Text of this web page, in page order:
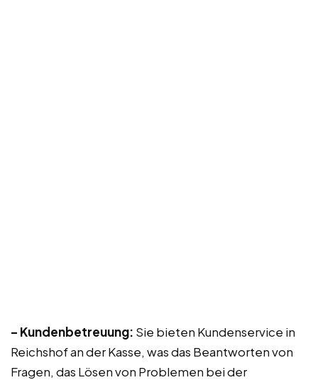
– Kundenbetreuung: Sie bieten Kundenservice in
Reichshof an der Kasse, was das Beantworten von
Fragen, das Lösen von Problemen bei der